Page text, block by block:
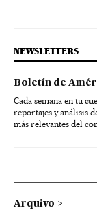
NEWSLETTERS
Boletín de
Cada semana en tu
reportajes y análisis
más relevantes del
Arquivo